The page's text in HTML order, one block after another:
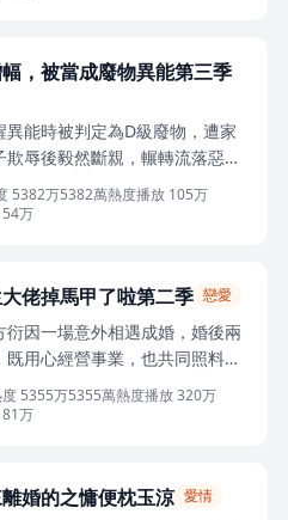
感。殷蜜梨因此也慢慢打開心
信蕭時硯，兩人攜手之下，解決
，被當成廢物異能第三季
異能時被判定為D級廢物，遭家
辱後毅然斷親，輾轉流落惡人
中，他的異能獲得億倍血量增
襲之路。他獨自闖過無人能生
和智慧絕地反擊，一步步踏上
5382万5382萬熱度播放 105万
万
佬掉馬甲了啦第二季 戀愛
衍因一場意外相遇成婚，婚後兩
既用心經營事業，也共同照料甦
尋塵封往事的過程中，兩人曾
閡，最終選擇信任彼此，聯手
溫暖圓滿的新生活。
5355万5355萬熱度播放 320万
万
婚的之慵便枕玉涼 愛情